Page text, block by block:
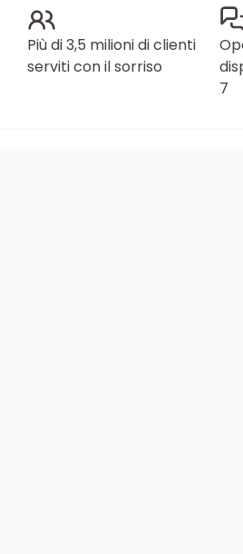
Più di 3,5 milioni di clienti
serviti con il sorriso
7